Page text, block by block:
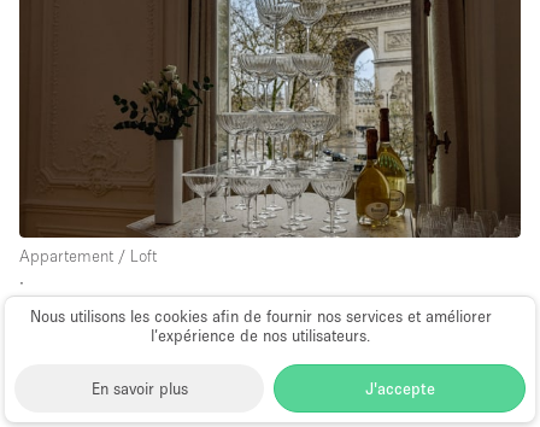
Nous utilisons les cookies afin de fournir nos services et améliorer
l’expérience de nos utilisateurs.
En savoir plus J'accepte
Appartement / Loft
∙
Paris
Pavillon Etoile et Presbourg
à partir de 21.600€par jour